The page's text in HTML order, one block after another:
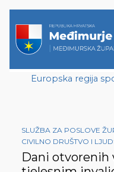
Europska regija
SLUŽBA ZA POSLOVE
CIVILNO DRUŠTVO I
Dani otvorenih